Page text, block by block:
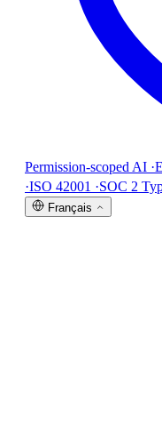
Permission-scoped AI ·
·ISO 42001 ·SOC 2
Français